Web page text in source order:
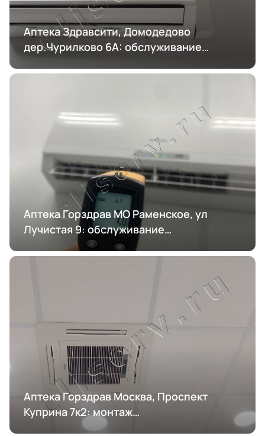
Аптека Здравсити, Домодедово
дер.Чурилково 6А: обслуживание
Аптека Горздрав МО Раменское, ул
Лучистая 9: обслуживание
кондиционирования
Аптека Горздрав Москва, Проспект
Куприна 7к2: монтаж
кондиционирования